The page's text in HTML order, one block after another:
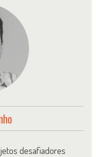
desafiadores